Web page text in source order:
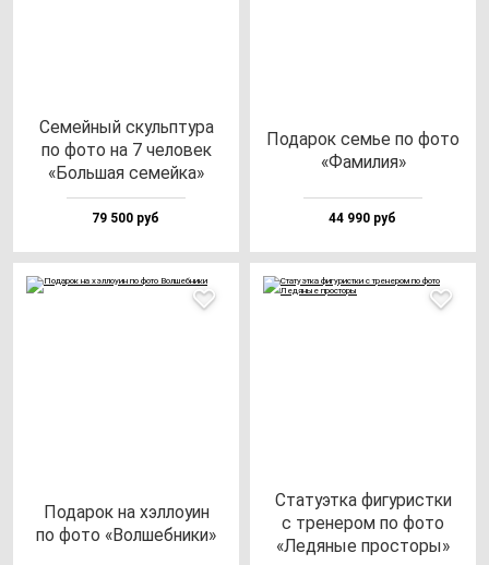
Семей­ный скуль­пту­ра
по фо­то на 7 че­ло­век
«Боль­шая се­мей­ка»
79 500 руб
Пода­рок семье по фо­то
«Фами­лия»
44 990 руб
Пода­рок на хэл­ло­уин
по фо­то «Вол­шеб­ни­ки»
Ста­ту­эт­ка фи­гу­рис­тки
с тре­не­ром по фо­то
«Ледя­ные прос­то­ры»